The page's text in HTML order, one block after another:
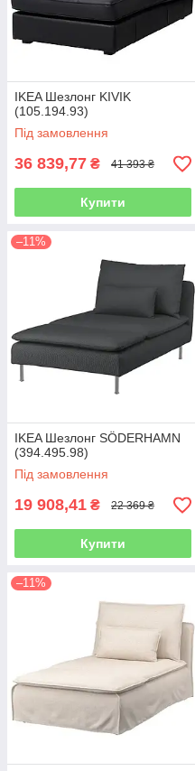
IKEA Шезлонг KIVIK
(105.194.93)
Під замовлення
36 839,77 ₴ 41 393 ₴
Купити
–11%
IKEA Шезлонг SÖDERHAMN
(394.495.98)
Під замовлення
19 908,41 ₴ 22 369 ₴
Купити
–11%